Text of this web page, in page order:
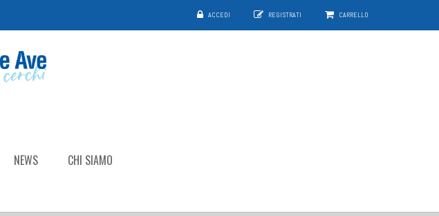
ACCEDI REGISTRATI CARRELLO
NEWS CHI SIAMO